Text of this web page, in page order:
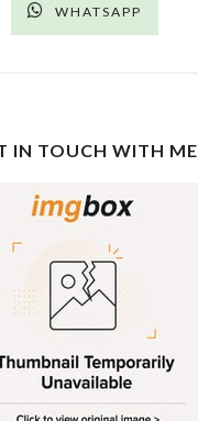
WHATSAPP
IN TOUCH WITH ME